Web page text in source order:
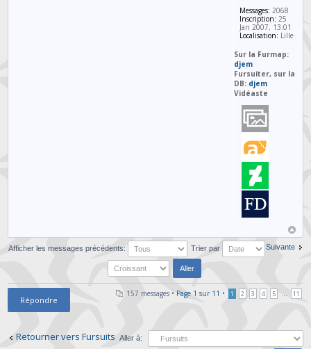
Messages: 2068
Inscription: 25
Jan 2007, 13:01
Localisation: Lille
Sur la Furmap:
djem
Fursuiter, sur la
DB: djem
Vidéaste
Suivante
Afficher les messages précédents: Trier par
Répondre
157 messages • Page 1 sur 11 • 1 2 3 4 5 ... 11
Retourner vers Fursuits Aller à: